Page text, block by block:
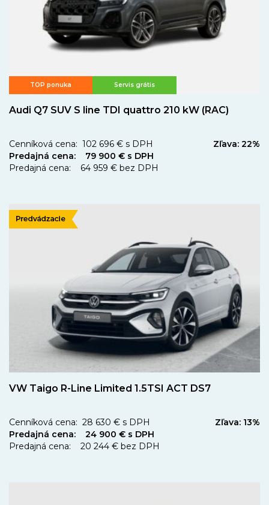
TOP ponuka Servis grátis
Audi Q7 SUV S line TDI quattro 210 kW (RAC)
Zľava: 22%
Cenníková cena: 102 696 € s DPH
Predajná cena: 79 900 € s DPH
Predajná cena: 64 959 € bez DPH
VW Taigo R-Line Limited 1.5TSI ACT DS7
Zľava: 13%
Cenníková cena: 28 630 € s DPH
Predajná cena: 24 900 € s DPH
Predajná cena: 20 244 € bez DPH